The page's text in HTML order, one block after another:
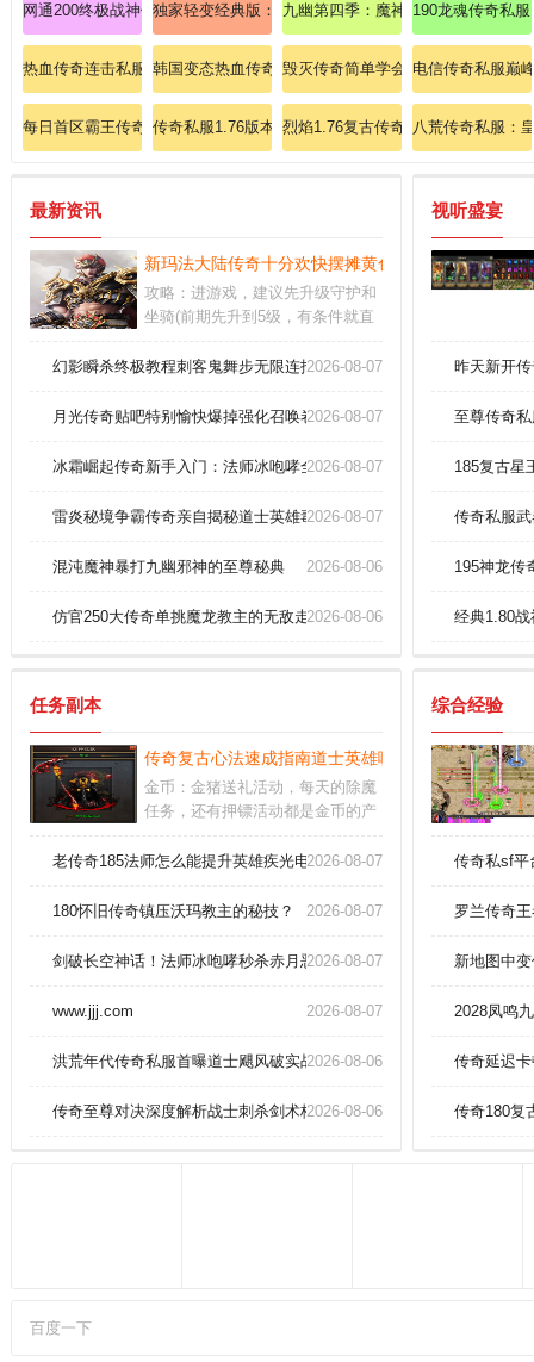
网通200终极战神传奇：不可错过的至尊麻痹戒指
独家轻变经典版：轻变之域，经典传奇王者争霸，重燃
九幽第四季：魔神复苏，第四季史诗
190龙魂传奇私
热血传奇连击私服 韩国变态热血传奇迅速观察战士召唤神兽？
毁灭传奇简单学会刺客魔法盾。
电信传奇私服巅
每日首区霸王传奇单刷赤月恶魔的终极技巧
传奇私服1.76版本魔龙：重启1.76魔龙之怒，再铸荣耀
烈焰1.76复古传奇: 烈焰重燃经典，
八荒传奇私服：
最新资讯
新玛法大陆传奇十分欢快摆摊黄色药粉(中量)。
攻略：进游戏，建议先升级守护和
坐骑(前期先升到5级，有条件就直
物血量，并吸血。金币：金猪送礼
活动都是金币的产出较多的地方。
分钟可以杀死怪物，一起分享各种
幻影瞬杀终极教程刺客鬼舞步无限连招秘籍！
2026-08-07
月光传奇贴吧特别愉快爆掉强化召唤卷2026-08-07
冰霜崛起传奇新手入门：法师冰咆哮全指南！
2026-08-07
雷炎秘境争霸传奇亲自揭秘道士英雄毒术叠加
2026-08-07
混沌魔神暴打九幽邪神的至尊秘典 2026-08-06
仿官250大传奇单挑魔龙教主的无敌走位技巧！
2026-08-06
视听盛宴
昨天新开
至尊传奇
185复古星
传奇私服
195神龙传
经典1.80
任务副本
传奇复古心法速成指南道士英雄噬血术？
金币：金猪送礼活动，每天的除魔
任务，还有押镖活动都是金币的产
全新的战斗体验，更具策略性。攻
师在PK中必须掌握“风筝”打法的要
己高出很多血量的职业。
老传奇185法师怎么能提升英雄疾光电影？2026-08-07
180怀旧传奇镇压沃玛教主的秘技？ 2026-08-07
剑破长空神话！法师冰咆哮秒杀赤月恶魔技巧！
2026-08-07
www.jjj.com 2026-08-07
洪荒年代传奇私服首曝道士飓风破实战combo！
2026-08-06
传奇至尊对决深度解析战士刺杀剑术核心秘籍
2026-08-06
综合经验
传奇私sf平
罗兰传奇
新地图中
2028凤鸣
传奇延迟
传奇180复
百度一下